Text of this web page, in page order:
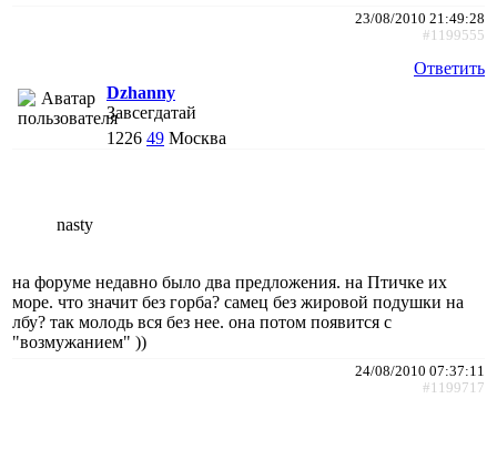
23/08/2010 21:49:28
#1199555
Ответить
Dzhanny
Завсегдатай
1226 49 Москва
nasty
на форуме недавно было два предложения. на Птичке их
море. что значит без горба? самец без жировой подушки на
лбу? так молодь вся без нее. она потом появится с
"возмужанием" ))
24/08/2010 07:37:11
#1199717